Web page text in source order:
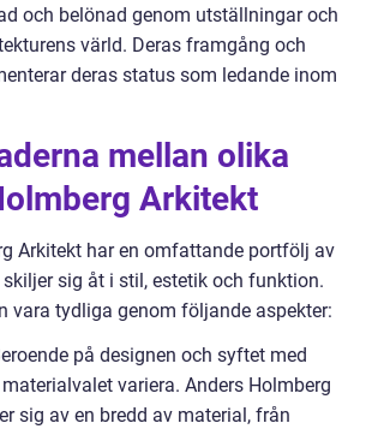
och belönad genom utställningar och
värld. Deras framgång och
deras status som ledande inom
mellan olika
Arkitekt
Arkitekt har en omfattande portfölj av
sig åt i stil, estetik och funktion.
vara tydliga genom följande aspekter:
på designen och syftet med
variera. Anders Holmberg
sig av en bredd av material, från